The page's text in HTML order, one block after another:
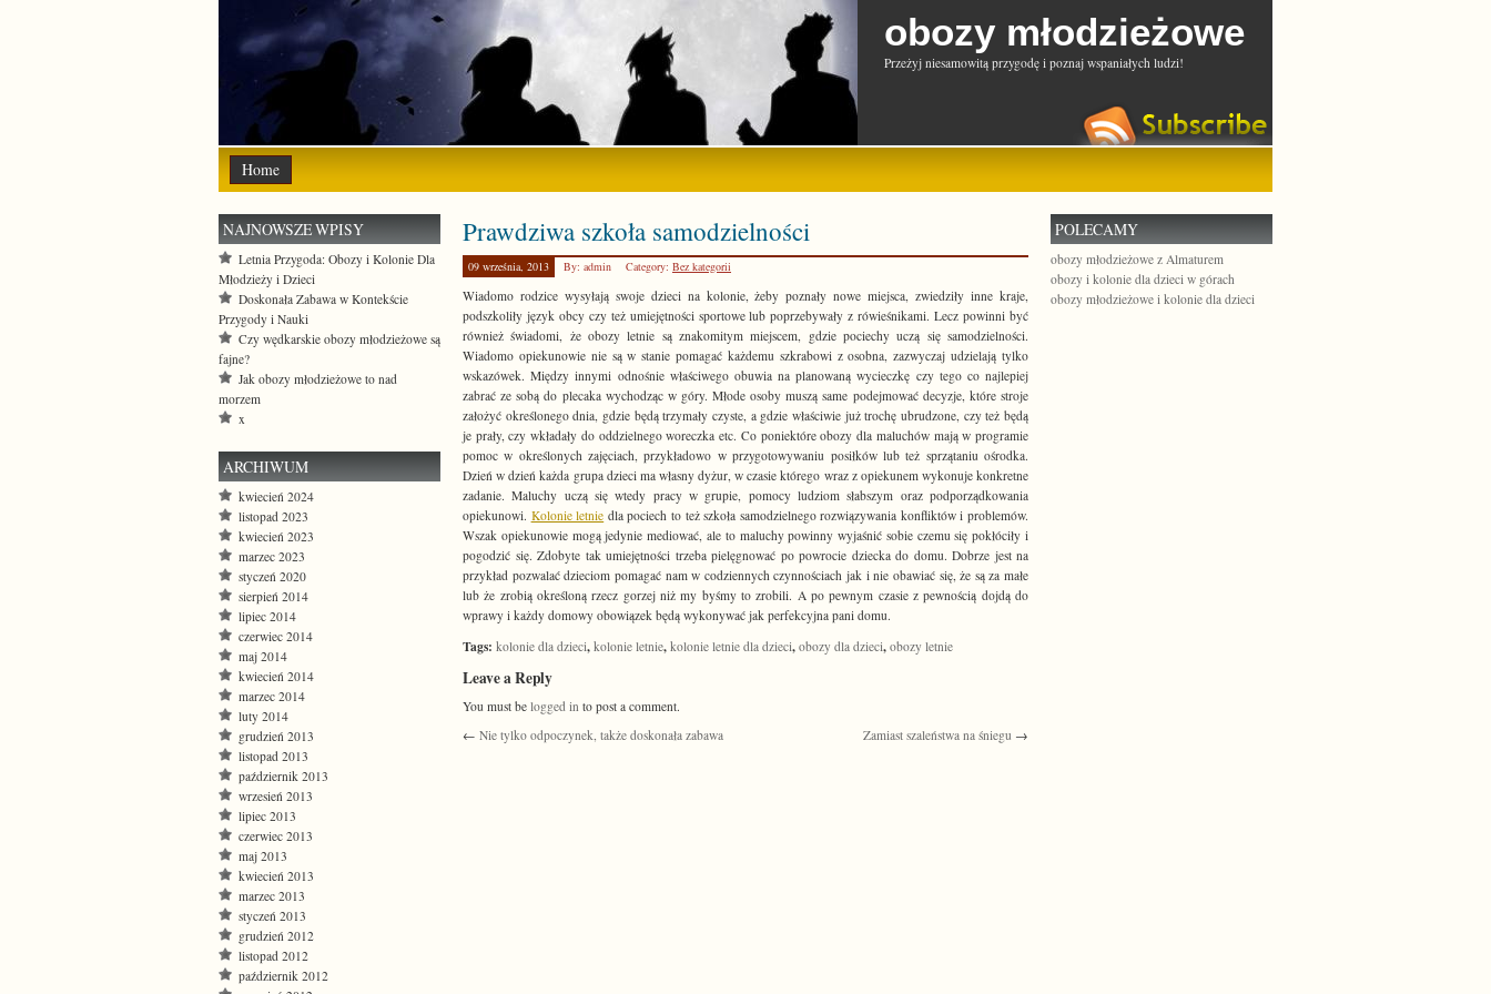
obozy młodzieżowe
Przeżyj niesamowitą przygodę i poznaj wspaniałych ludzi!
Home
Prawdziwa szkoła samodzielności
09 września, 2013 By: admin Category: Bez kategorii
Wiadomo rodzice wysyłają swoje dzieci na kolonie, żeby poznały nowe miejsca, zwiedziły inne kraje,
podszkoliły język obcy czy też umiejętności sportowe lub poprzebywały z rówieśnikami. Lecz powinni być
również świadomi, że obozy letnie są znakomitym miejscem, gdzie pociechy uczą się samodzielności.
Wiadomo opiekunowie nie są w stanie pomagać każdemu szkrabowi z osobna, zazwyczaj udzielają tylko
wskazówek. Między innymi odnośnie właściwego obuwia na planowaną wycieczkę czy tego co najlepiej
zabrać ze sobą do plecaka wychodząc w góry. Młode osoby muszą same podejmować decyzje, które stroje
założyć określonego dnia, gdzie będą trzymały czyste, a gdzie właściwie już trochę ubrudzone, czy też będą
je prały, czy wkładały do oddzielnego woreczka etc. Co poniektóre obozy dla maluchów mają w programie
pomoc w określonych zajęciach, przykładowo w przygotowywaniu posiłków lub też sprzątaniu ośrodka.
Dzień w dzień każda grupa dzieci ma własny dyżur, w czasie którego wraz z opiekunem wykonuje konkretne
zadanie. Maluchy uczą się wtedy pracy w grupie, pomocy ludziom słabszym oraz podporządkowania
opiekunowi. Kolonie letnie dla pociech to też szkoła samodzielnego rozwiązywania konfliktów i problemów.
Wszak opiekunowie mogą jedynie mediować, ale to maluchy powinny wyjaśnić sobie czemu się pokłóciły i
pogodzić się. Zdobyte tak umiejętności trzeba pielęgnować po powrocie dziecka do domu. Dobrze jest na
przykład pozwalać dzieciom pomagać nam w codziennych czynnościach jak i nie obawiać się, że są za małe
lub że zrobią określoną rzecz gorzej niż my byśmy to zrobili. A po pewnym czasie z pewnością dojdą do
wprawy i każdy domowy obowiązek będą wykonywać jak perfekcyjna pani domu.
Tags: kolonie dla dzieci, kolonie letnie, kolonie letnie dla dzieci, obozy dla dzieci, obozy letnie
Leave a Reply
You must be logged in to post a comment.
← Nie tylko odpoczynek, także doskonała zabawa Zamiast szaleństwa na śniegu →
NAJNOWSZE WPISY
Letnia Przygoda: Obozy i Kolonie Dla
Młodzieży i Dzieci
Doskonała Zabawa w Kontekście
Przygody i Nauki
Czy wędkarskie obozy młodzieżowe są
fajne?
Jak obozy młodzieżowe to nad
morzem
x
ARCHIWUM
kwiecień 2024
listopad 2023
kwiecień 2023
marzec 2023
styczeń 2020
sierpień 2014
lipiec 2014
czerwiec 2014
maj 2014
kwiecień 2014
marzec 2014
luty 2014
grudzień 2013
listopad 2013
październik 2013
wrzesień 2013
lipiec 2013
czerwiec 2013
maj 2013
kwiecień 2013
marzec 2013
styczeń 2013
grudzień 2012
listopad 2012
październik 2012
POLECAMY
obozy młodzieżowe z Almaturem
obozy i kolonie dla dzieci w górach
obozy młodzieżowe i kolonie dla dzieci